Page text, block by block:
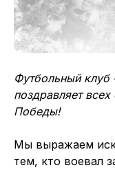
Футбольный клуб
поздравляет
Победы!
Мы выражаем
тем, кто воевал